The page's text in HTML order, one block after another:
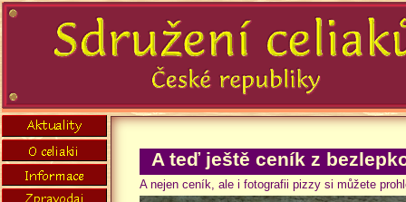
A teď ještě ceník z
A nejen ceník, ale i fotografii pizzy si můžete